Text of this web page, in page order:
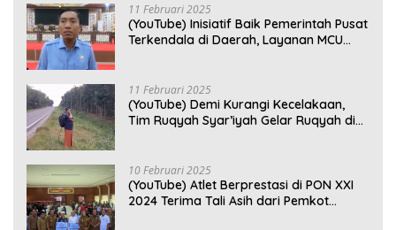
11 Februari 2025
(YouTube) Inisiatif Baik Pemerintah Pusat
Terkendala di Daerah, Layanan MCU
11 Februari 2025
(YouTube) Demi Kurangi Kecelakaan,
Tim Ruqyah Syar’iyah Gelar Ruqyah di
10 Februari 2025
(YouTube) Atlet Berprestasi di PON XXI
2024 Terima Tali Asih dari Pemkot